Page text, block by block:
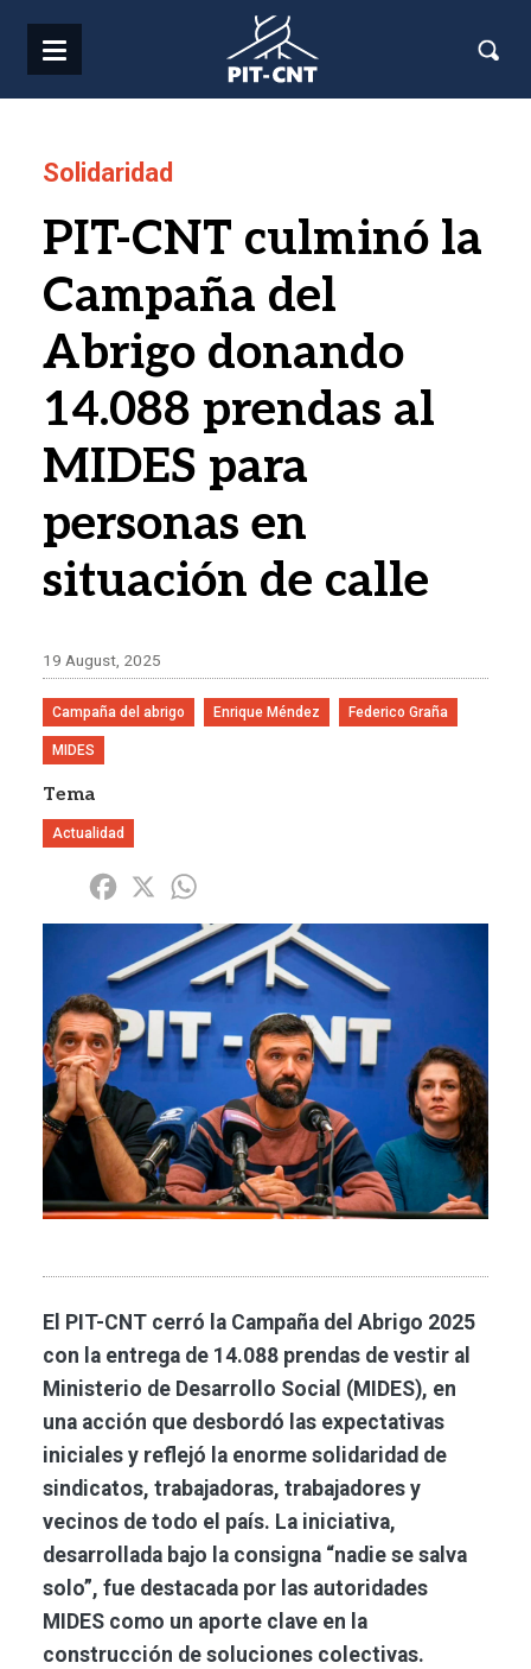
Solidaridad
PIT-CNT culminó la
Campaña del
Abrigo donando
14.088 prendas al
MIDES para
personas en
situación de calle
19 August, 2025
Campaña del abrigo Enrique Méndez Federico Graña
MIDES
Tema
Actualidad
Share Facebook
X
El PIT-CNT cerró la Campaña del Abrigo 2025
con la entrega de 14.088 prendas de vestir al
Ministerio de Desarrollo Social (MIDES), en
una acción que desbordó las expectativas
iniciales y reflejó la enorme solidaridad de
sindicatos, trabajadoras, trabajadores y
vecinos de todo el país. La iniciativa,
desarrollada bajo la consigna “nadie se salva
solo”, fue destacada por las autoridades
MIDES como un aporte clave en la
construcción de soluciones colectivas.